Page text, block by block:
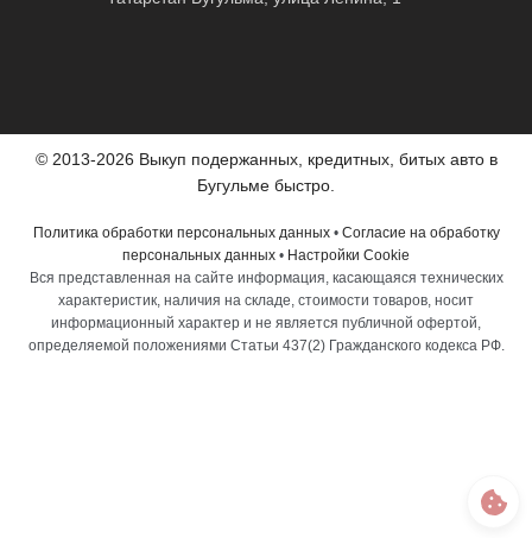
© 2013-2026 Выкуп подержанных, кредитных, битых авто в
Бугульме быстро.
Политика обработки персональных данных• Согласие на обработку
персональных данных • Настройки Cookie
Вся представленная на сайте информация, касающаяся технических
характеристик, наличия на складе, стоимости товаров, носит
информационный характер и не является публичной офертой,
определяемой положениями Статьи 437(2) Гражданского кодекса РФ.